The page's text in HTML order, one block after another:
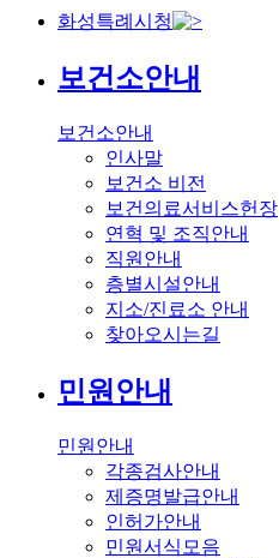
화성특례시청
보건소안내
보건소안내
인사말
보건소 비전
보건의료서비스헌장
연혁 및 조직안내
직원안내
층별시설안내
지소/진료소 안내
찾아오시는길
민원안내
민원안내
각종검사안내
제증명발급안내
인허가안내
민원서식모음